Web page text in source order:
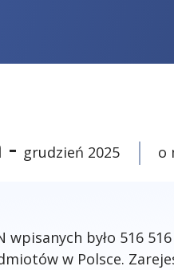
- grudzień 2025 o
wpisanych było 516
w Polsce.